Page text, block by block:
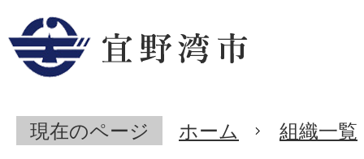
現在のページ ホーム 組織一覧